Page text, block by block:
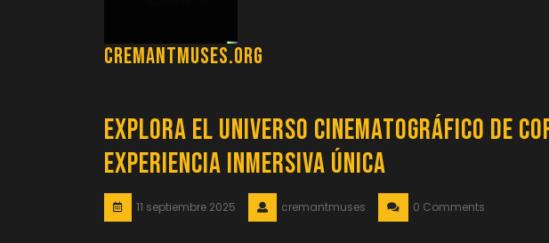
cremantmuses.org
Explora el Universo Cinematográfico de
Experiencia Inmersiva Única
11 septiembre 2025 cremantmuses 0 Comments